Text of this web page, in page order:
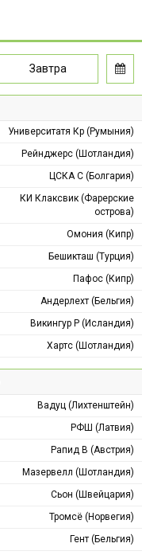
Завтра
Университатя Кр (Румыния)
Рейнджерс (Шотландия)
ЦСКА С (Болгария)
КИ Клаксвик (Фарерские
острова)
Омония (Кипр)
Бешикташ (Турция)
Пафос (Кипр)
Андерлехт (Бельгия)
Викингур Р (Исландия)
Хартс (Шотландия)
Вадуц (Лихтенштейн)
РФШ (Латвия)
Рапид В (Австрия)
Мазервелл (Шотландия)
Сьон (Швейцария)
Тромсё (Норвегия)
Гент (Бельгия)